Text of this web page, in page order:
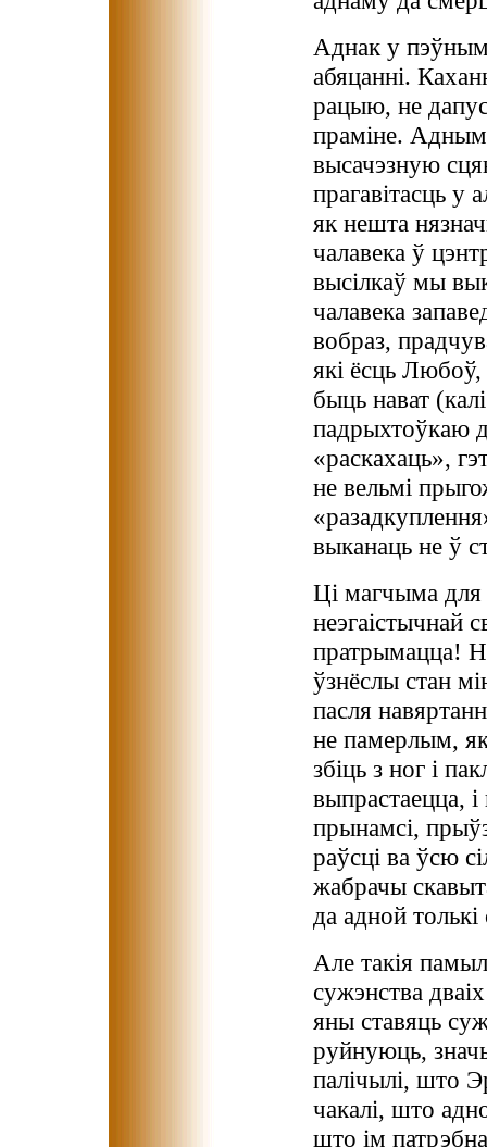
Аднак у пэўным
абяцанні.
рацыю, не
праміне. Адным
высачэзную
прагавітасць у
як нешта
чалавека ў
высілкаў мы
чалавека
вобраз,
які ёсць
быць нават
падрыхтоўкаю
«раскахаць»,
не вельмі
выканаць не ў
Ці магчыма для
неэгаістычнай
пратрымацца!
ўзнёслы стан
пасля
не памерлым,
збіць з ног і
выпрастаецца, і
прынамсі,
раўсці ва ўсю
жабрачы
да адной толькі
Але такія
сужэнства
яны ставяць
руйнуюць,
палічылі, што
чакалі, што
што ім